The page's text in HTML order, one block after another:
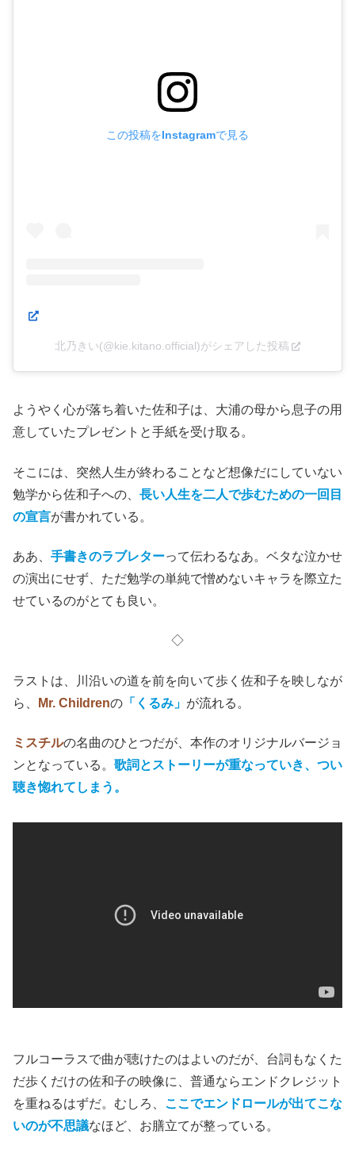
この投稿をInstagramで見る
北乃きい(@kie.kitano.official)がシェアした投稿
ようやく心が落ち着いた佐和子は、大浦の母から息子の用
意していたプレゼントと手紙を受け取る。
そこには、突然人生が終わることなど想像だにしていない
勉学から佐和子への、 長い人生を二人で歩むための一回目
の宣言が書かれている。
ああ、 手書きのラブレターって伝わるなあ。ベタな泣かせ
の演出にせず、ただ勉学の単純で憎めないキャラを際立た
せているのがとても良い。
◇
ラストは、川沿いの道を前を向いて歩く佐和子を映しなが
ら、
Mr. Childrenの 「くるみ」 が流れる。
ミスチルの名曲のひとつだが、本作のオリジナルバージョ
ンとなっている。 歌詞とストーリーが重なっていき、つい
聴き惚れてしまう。
フルコーラスで曲が聴けたのはよいのだが、台詞もなくた
だ歩くだけの佐和子の映像に、普通ならエンドクレジット
を重ねるはずだ。 むしろ、 ここでエンドロールが出てこな
いのが不思議なほど、お膳立てが整っている。